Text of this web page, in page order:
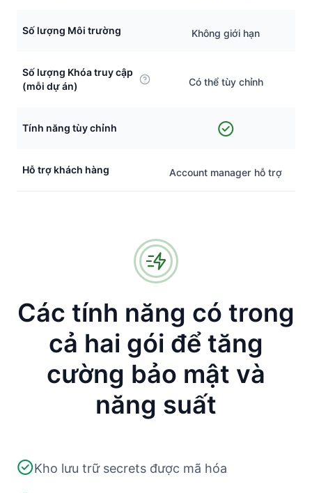
Số lượng Môi trường Không giới hạn
Số lượng Khóa truy cập
(mỗi dự án)
Có thể tùy chỉnh
Tính năng tùy chỉnh
Hỗ trợ khách hàng Account manager hỗ trợ
Các tính năng có trong
cả hai gói để tăng
cường bảo mật và
năng suất
Kho lưu trữ secrets được mã hóa